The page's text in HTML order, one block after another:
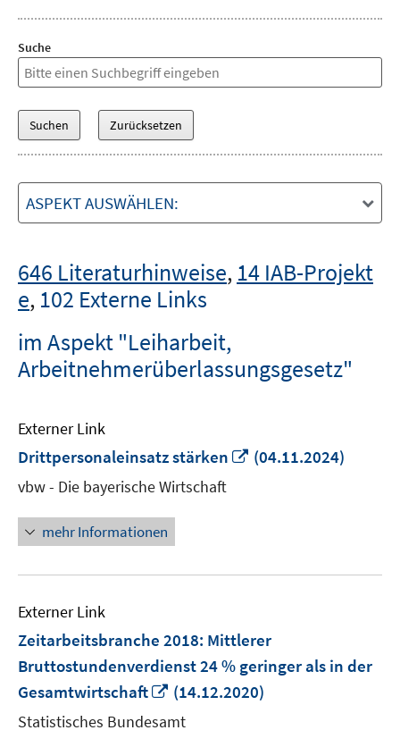
Suche
ASPEKT AUSWÄHLEN:
646 Literaturhinweise, 14 IAB-Projekt
e, 102 Externe Links
im Aspekt "Leiharbeit,
Arbeitnehmerüberlassungsgesetz"
Externer Link
Drittpersonaleinsatz stärken
In
(04.11.2024)
vbw - Die bayerische Wirtschaft
mehr Informationen
Externer Link
Zeitarbeitsbranche 2018: Mittlerer
Bruttostundenverdienst 24 % geringer als in der
Gesamtwirtschaft
In
Fenster
(14.12.2020)
Statistisches Bundesamt